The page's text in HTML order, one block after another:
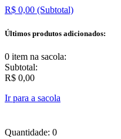
R$ 0,00 (Subtotal)
Últimos produtos adicionados:
0 item na sacola:
Subtotal:
R$ 0,00
Ir para a sacola
Quantidade: 0